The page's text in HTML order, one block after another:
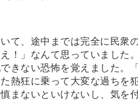
て、途中までは完全に民
！」なんて思っていました
きない恐怖を覚えました。
熱狂に乗って大変な過ちを
まないといけないし、気を